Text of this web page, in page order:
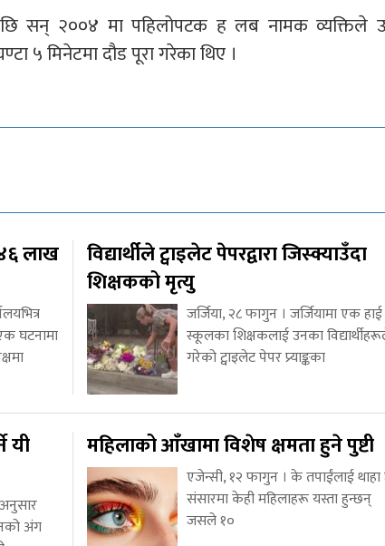
सन् २००४ मा पहिलोपटक ह लब नामक व्यक्तिले
५ मिनेटमा दौड पूरा गरेका थिए ।
लाख
घटनामा
विद्यार्थीले ट्वाइलेट पेपरद्वारा जिस्क्याउँदा
शिक्षकको मृत्यु
जर्जिया, २८ फागुन । जर्जियामा एक हाई
स्कूलका शिक्षकलाई उनका
गरेको ट्वाइलेट पेपर प्र्याङ्कका
यी
अंग
महिलाको आँखामा विशेष क्षमता हुने पुष्टी
एजेन्सी, १२ फागुन । के तपाईंलाई
संसारमा केही महिलाहरू यस्ता हुन्छन्
जसले १०